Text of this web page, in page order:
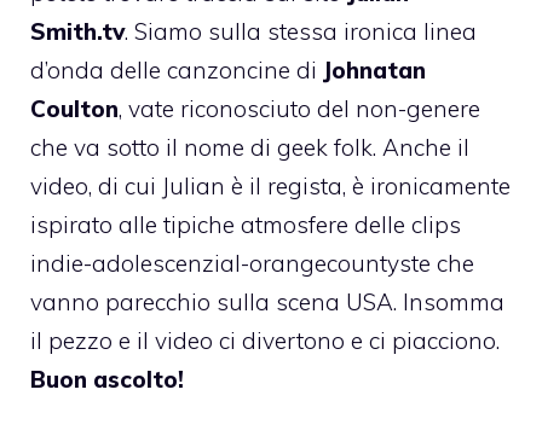
Smith.tv. Siamo sulla stessa ironica linea
d’onda delle canzoncine di Johnatan
Coulton, vate riconosciuto del non-genere
che va sotto il nome di geek folk. Anche il
video, di cui Julian è il regista, è ironicamente
ispirato alle tipiche atmosfere delle clips
indie-adolescenzial-orangecountyste che
vanno parecchio sulla scena USA. Insomma
il pezzo e il video ci divertono e ci piacciono.
Buon ascolto!